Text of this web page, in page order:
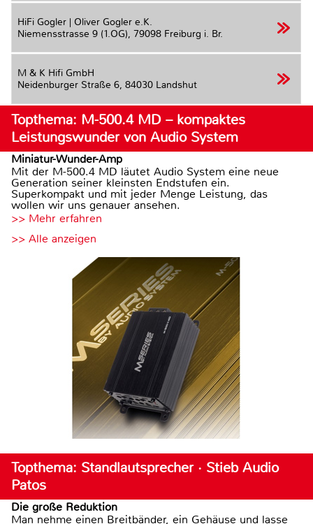
HiFi Gogler | Oliver Gogler e.K.
Niemensstrasse 9 (1.OG), 79098 Freiburg i. Br.
M & K Hifi GmbH
Neidenburger Straße 6, 84030 Landshut
Topthema: M-500.4 MD – kompaktes
Leistungswunder von Audio System
Miniatur-Wunder-Amp
Mit der M-500.4 MD läutet Audio System eine neue
Generation seiner kleinsten Endstufen ein.
Superkompakt und mit jeder Menge Leistung, das
wollen wir uns genauer ansehen.
>> Mehr erfahren
>> Alle anzeigen
Topthema: Standlautsprecher · Stieb Audio
Patos
Die große Reduktion
Man nehme einen Breitbänder, ein Gehäuse und lasse